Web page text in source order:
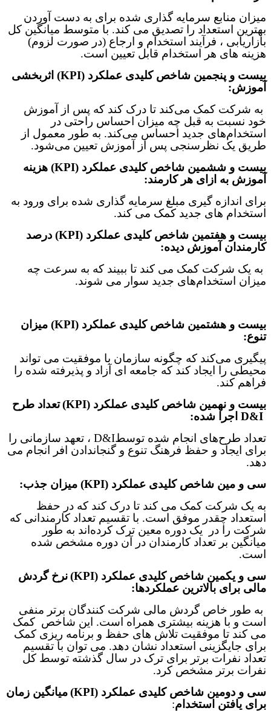
میزان منابع سرمایه گذاری شده برای به دست آوردن
بهترین استعداد را تصدیق می کند. با متوسط میانگین کل
بازاریابی ، فرآیند استخدام و ارجاع (در صورت لزوم)
هزینه های هر استخدام قابل تعیین است.
بیست و پنجمین شاخص‌ کلیدی عملکرد (KPI
) اثربخشی
آموزش:
به شرکت کمک می‌کند تا درک کند که پس از آموزش
خود نسبت به قبل چه میزان احساس راحتی در
استخدام‌های جدید احساس می‌کند. به طور معمول از
طریق یک نظرسنجی پس از آموزش تعیین می‌شود.
بیست و ششمین شاخص‌ کلیدی عملکرد (KPI
) هزینه
آموزش به ازای هر کارمند:
برای اندازه گیری مبلغ سرمایه گذاری شده برای ورود به
استخدام های جدید کمک می کند.
بیست و هفتمین شاخص‌ کلیدی عملکرد (KPI
) درصد
کارمندان آموزش دیده:
به یک شرکت کمک می کند تا ببیند که به سرعت چه
میزان استخدام‌های جدید سوار می شوند.
بیست و هشتمین شاخص‌ کلیدی عملکرد (KPI
) میزان
تنوع:
پیگیری می‌کند که چگونه سازمان با موفقیت می تواند
محیطی را ایجاد کند که جامعه ای آزاد و پذیرفته شده را
فراهم کند.
بیست و نهمین شاخص‌ کلیدی عملکرد (KPI
)تعداد طرح
D&I اجرا شده:
تعداد طرح‌های انجام شده توسطD&I ، تعهد سازمانی را
برای ایجاد و حفظ فرهنگ تنوع و گنجاندادن افر انجام می
دهد.
سی و مین شاخص‌ کلیدی عملکرد (KPI
) میزان جذب:
به یک شرکت کمک می کند تا درک کند که در حفظ
استعداد چقدر موفق است. با تقسیم تعداد کارمندانی که
شرکت را در یک دوره معین ترک کرده‌اند به طور
میانگین بر تعداد کارمندان در آن دوره مشخص شده
است.
سی و یکمین شاخص‌ کلیدی عملکرد (KPI
)نرخ گردش
مالی برای بالاترین عملکردها:
به طور خاص گردش مالی شرکت کنندگان برتر منفی
است و با هزینه بیشتری همراه است. این شاخص کمک
می کند تا موفقیت تلاش های حفظ و برنامه ریزی کمک
برای جایگزینی استعداد نشان دهد. می توان با تقسیم
تعداد نفرات برتر برای ترک در سال گذشته توسط کل
نفرات برتر مشخص کرد.
سی و دومین شاخص‌ کلیدی عملکرد (KPI
)میانگین زمان
برای یافتن استخدام: